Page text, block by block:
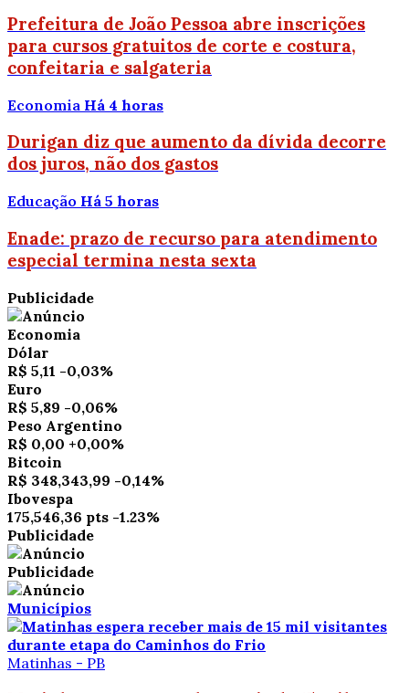
Prefeitura de João Pessoa abre inscrições
para cursos gratuitos de corte e costura,
confeitaria e salgateria
Economia Há 4 horas
Durigan diz que aumento da dívida decorre
dos juros, não dos gastos
Educação Há 5 horas
Enade: prazo de recurso para atendimento
especial termina nesta sexta
Publicidade
Economia
Dólar
R$ 5,11 -0,03%
Euro
R$ 5,89 -0,06%
Peso Argentino
R$ 0,00 +0,00%
Bitcoin
R$ 348,343,99 -0,14%
Ibovespa
175,546,36 pts -1.23%
Publicidade
Publicidade
Municípios
Matinhas - PB